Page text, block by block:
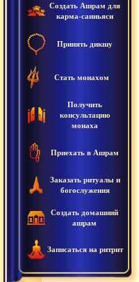
Создать Ашрам для
карма-санньяси
Принять дикшу
Стать монахом
Получить
консультацию
монаха
Приехать в Ашрам
Заказать ритуалы и
богослужения
Создать домашний
ашрам
Записаться на ритрит